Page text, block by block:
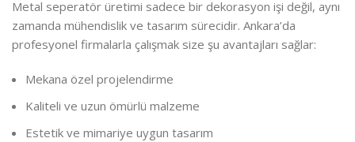
Metal seperatör üretimi sadece bir dekorasyon işi değil, aynı
zamanda mühendislik ve tasarım sürecidir. Ankara’da
profesyonel firmalarla çalışmak size şu avantajları sağlar:
Mekana özel projelendirme
Kaliteli ve uzun ömürlü malzeme
Estetik ve mimariye uygun tasarım